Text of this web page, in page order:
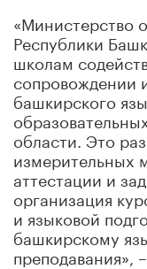
«Министерство
Республики
школам
сопровождении
башкирского
области. Это
измерительных
аттестации и
организация
и языковой
башкирскому
преподавания»,